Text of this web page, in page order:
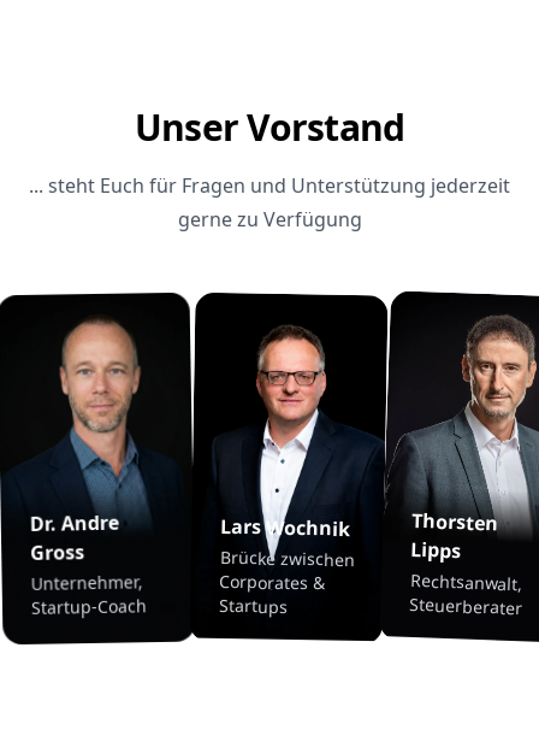
Unser Vorstand
... steht Euch für Fragen und Unterstützung jederzeit
gerne zu Verfügung
Dr. Andre
Gross
Unternehmer,
Startup-Coach
Lars Wochnik
Brücke zwischen
Corporates &
Startups
Thorsten
Lipps
Rechtsanwalt,
Steuerberater